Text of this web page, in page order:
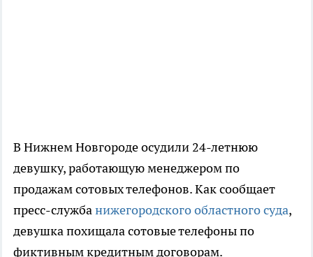
В Нижнем Новгороде осудили 24-летнюю
девушку, работающую менеджером по
продажам сотовых телефонов. Как сообщает
пресс-службанижегородского областного суда,
девушка похищала сотовые телефоны по
фиктивным кредитным договорам.